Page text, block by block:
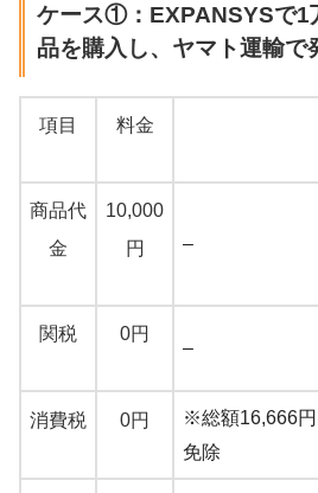
ケース①：EXPANSYSで1
品を購入し、ヤマト運輸で
項目 料金
商品代
金
10,000
円
–
関税 0円
–
消費税 0円
※総額16,666
免除